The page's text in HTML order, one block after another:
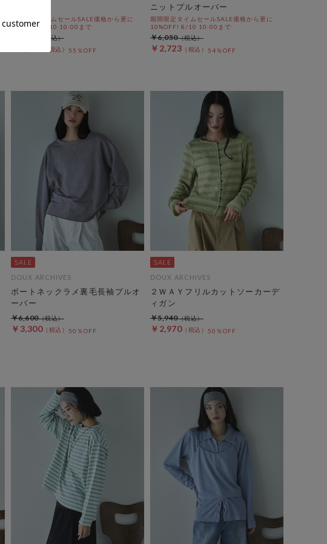
期間限定タイムセールSALE価格から更に
10%OFF! 8/10 10:00まで
55％OFF
ニットプルオーバー
期間限定タイムセールSALE価格から更に
10%OFF! 8/10 10:00まで
￥2,723 54％OFF
￥6,050
DOUX ARCHIVES
ボートネックラメ裏毛長袖プルオ
ーバー
￥3,300 50％OFF
￥6,600
DOUX ARCHIVES
２ＷＡＹフリルカットソーカーデ
ィガン
￥2,970 50％OFF
￥5,940